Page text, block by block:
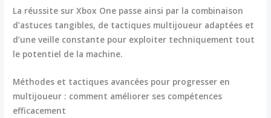
La réussite sur Xbox One passe ainsi par la combinaison
d’astuces tangibles, de tactiques multijoueur adaptées et
d’une veille constante pour exploiter techniquement tout
le potentiel de la machine.
Méthodes et tactiques avancées pour progresser en
multijoueur : comment améliorer ses compétences
efficacement